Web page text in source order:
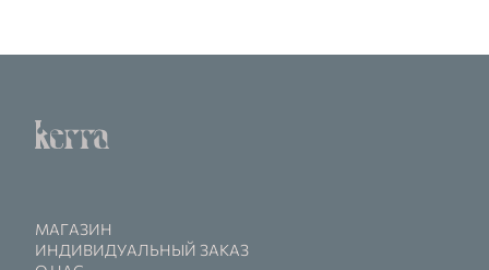
МАГАЗИН
ИНДИВИДУАЛЬНЫЙ ЗАКАЗ